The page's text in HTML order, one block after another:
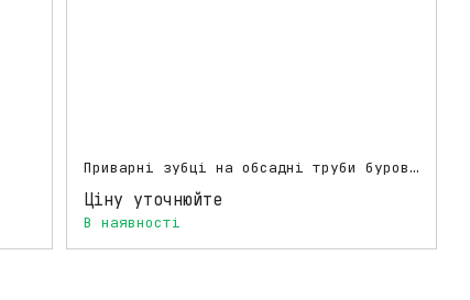
Приварні зубці на обсадні труби бурових установок
Ціну уточнюйте
В наявності